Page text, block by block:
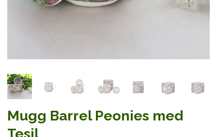
Mugg Barrel Peonies med
Tesil